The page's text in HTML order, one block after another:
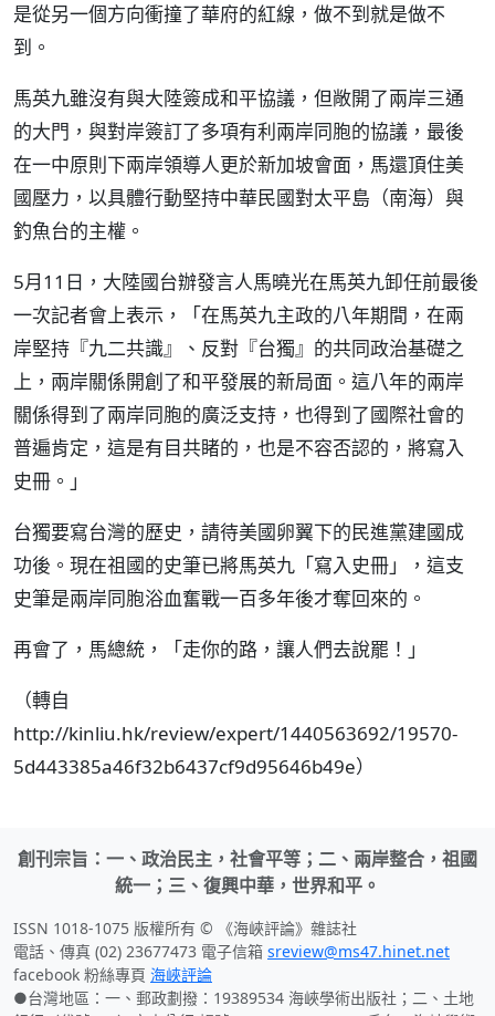
是從另一個方向衝撞了華府的紅線，做不到就是做不
到。
馬英九雖沒有與大陸簽成和平協議，但敞開了兩岸三通
的大門，與對岸簽訂了多項有利兩岸同胞的協議，最後
在一中原則下兩岸領導人更於新加坡會面，馬還頂住美
國壓力，以具體行動堅持中華民國對太平島（南海）與
釣魚台的主權。
5月11日，大陸國台辦發言人馬曉光在馬英九卸任前最後
一次記者會上表示，「在馬英九主政的八年期間，在兩
岸堅持『九二共識』、反對『台獨』的共同政治基礎之
上，兩岸關係開創了和平發展的新局面。這八年的兩岸
關係得到了兩岸同胞的廣泛支持，也得到了國際社會的
普遍肯定，這是有目共睹的，也是不容否認的，將寫入
史冊。」
台獨要寫台灣的歷史，請待美國卵翼下的民進黨建國成
功後。現在祖國的史筆已將馬英九「寫入史冊」，這支
史筆是兩岸同胞浴血奮戰一百多年後才奪回來的。
再會了，馬總統，「走你的路，讓人們去說罷！」
（轉自
http://kinliu.hk/review/expert/1440563692/19570-
5d443385a46f32b6437cf9d95646b49e）
創刊宗旨：一、政治民主，社會平等；二、兩岸整合，祖國
統一；三、復興中華，世界和平。
ISSN 1018-1075 版權所有 © 《海峽評論》雜誌社
電話、傳真 (02) 23677473 電子信箱 sreview@ms47.hinet.net
facebook 粉絲專頁 海峽評論
●台灣地區：一、郵政劃撥：19389534 海峽學術出版社；二、土地